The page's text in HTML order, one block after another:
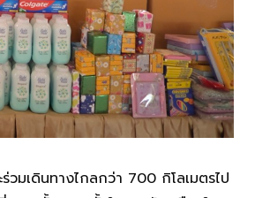
วมเดินทางไกลกว่า 700 กิโลเมตรไป